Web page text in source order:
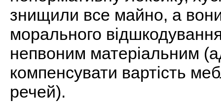
знищили все майно, а
морального
непвоним матеріальним
компенсувати вартість
речей).